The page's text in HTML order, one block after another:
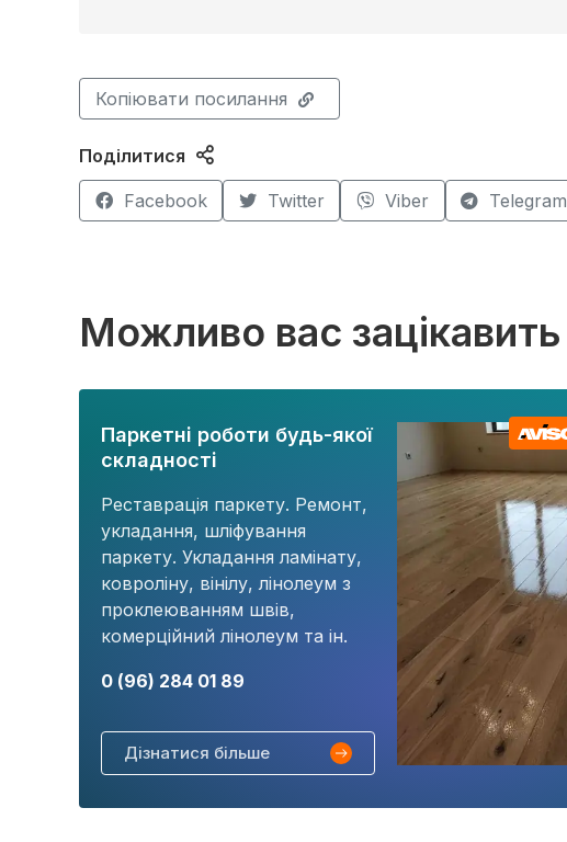
Копіювати посилання
Поділитися
Facebook Twitter Viber Telegram
Можливо вас зацікавить
Паркетні роботи будь-якої
складності
Реставрація паркету. Ремонт,
укладання, шліфування
паркету. Укладання ламінату,
ковроліну, вінілу, лінолеум з
проклеюванням швів,
комерційний лінолеум та ін.
0 (96) 284 01 89
Дізнатися більше